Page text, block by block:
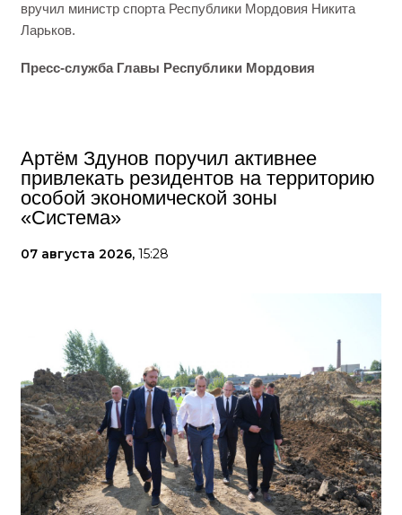
вручил министр спорта Республики Мордовия Никита
Ларьков.
Пресс-служба Главы Республики Мордовия
Артём Здунов поручил активнее
привлекать резидентов на территорию
особой экономической зоны
«Система»
07 августа 2026, 15:28